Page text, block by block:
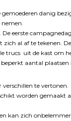
danig
eerste
al af te tekenen.
trucs uit de kast om
aantal
verschillen te vertonen.
worden gemaakt
kan zich